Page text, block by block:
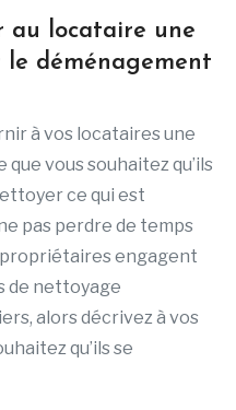
au locataire une
déménagement
à vos locataires une
vous souhaitez qu’ils
ce qui est
pas perdre de temps
engagent
de nettoyage
alors décrivez à vos
qu’ils se